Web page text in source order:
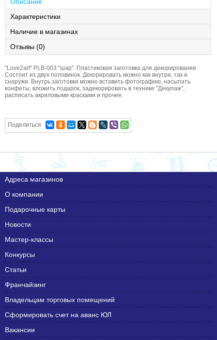
Характеристики
Наличие в магазинах
Отзывы (0)
"Love2art" PLB-003 "шар". Пластиковая заготовка для декорирования.
Состоит из двух половинок. Декорировать можно как внутри, так и
снаружи. Внутрь заготовки можно вставить фотографию, насыпать
конфеты, вложить подарок, задекорировать в технике "Декупаж",
расписать акриловыми красками и прочее.
Поделиться
Адреса магазинов
О компании
Подарочные карты
Новости
Мастер-классы
Конкурсы
Статьи
Франчайзинг
Владельцам торговых помещений
Сформировать счет на аванс ЮЛ
Вакансии